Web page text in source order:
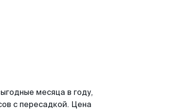
месяца в году,
с пересадкой. Цена